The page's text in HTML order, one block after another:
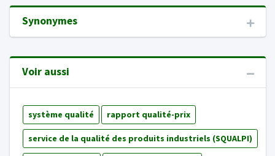
Synonymes
Voir aussi
système qualité rapport qualité-prix
service de la qualité des produits industriels (SQUALPI)